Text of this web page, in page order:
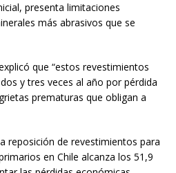
presenta limitaciones
más abrasivos que se
que “estos revestimientos
y tres veces al año por pérdida
prematuras que obligan a
reposición de revestimientos para
en Chile alcanza los 51,9